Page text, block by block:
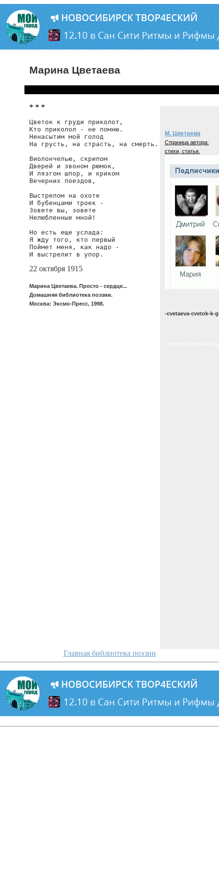
Марина Цветаева
* * *
Цветок к груди приколот,
Кто приколол - не помню.
Ненасытим мой голод
На грусть, на страсть, на смерть.
Виолончелью, скрипом
Дверей и звоном рюмок,
И лязгом шпор, и криком
Вечерних поездов,
Выстрелом на охоте
И бубенцами троек -
Зовете вы, зовете
Нелюбленные мной!
Но есть еще услада:
Я жду того, кто первый
Поймет меня, как надо -
И выстрелит в упор.
22 октября 1915
Марина Цветаева. Просто - сердце...
Домашняя библиотека поэзии.
Москва: Эксмо-Пресс, 1998.
М. Цветаева
Страница автора:
стихи, статьи.
-cvetaeva-cvetok-k-
Главная библиотека поэзии